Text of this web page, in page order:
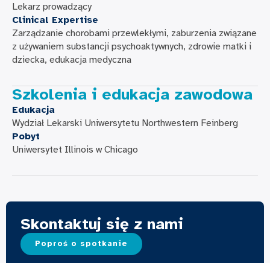
Lekarz prowadzący
Clinical Expertise
Zarządzanie chorobami przewlekłymi, zaburzenia związane
z używaniem substancji psychoaktywnych, zdrowie matki i
dziecka, edukacja medyczna
Szkolenia i edukacja zawodowa
Edukacja
Wydział Lekarski Uniwersytetu Northwestern Feinberg
Pobyt
Uniwersytet Illinois w Chicago
Skontaktuj się z nami
Poproś o spotkanie